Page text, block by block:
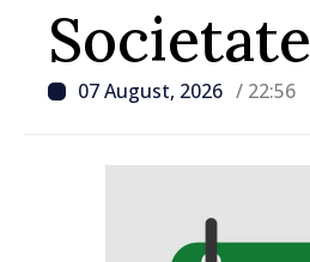
Societate
07 August, 2026 / 22:56